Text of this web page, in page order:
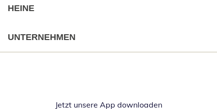
HEINE
UNTERNEHMEN
Jetzt unsere App downloadenÖffnet in